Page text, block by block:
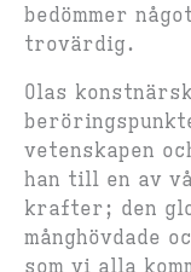
bedömmer
trovärdig.
Olas
vetenskapen
han till en av
krafter; den
månghövdade
som vi alla